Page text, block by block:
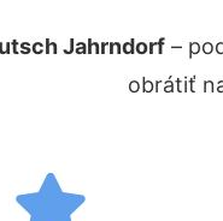
Jahrndorf –
obrátiť